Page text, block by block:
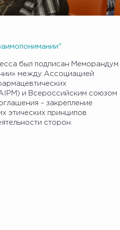
был подписан Меморандум
между Ассоциацией
и Всероссийским союзом
– закрепление
этических принципов
сторон.